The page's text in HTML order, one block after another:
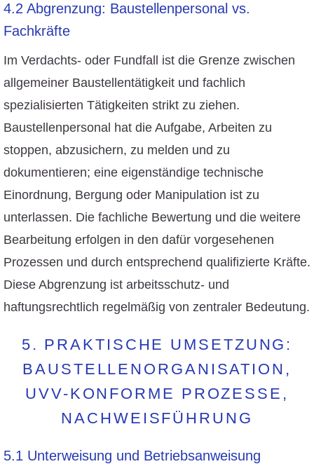
4.2 Abgrenzung: Baustellenpersonal vs.
Fachkräfte
Im Verdachts- oder Fundfall ist die Grenze zwischen
allgemeiner Baustellentätigkeit und fachlich
spezialisierten Tätigkeiten strikt zu ziehen.
Baustellenpersonal hat die Aufgabe, Arbeiten zu
stoppen, abzusichern, zu melden und zu
dokumentieren; eine eigenständige technische
Einordnung, Bergung oder Manipulation ist zu
unterlassen. Die fachliche Bewertung und die weitere
Bearbeitung erfolgen in den dafür vorgesehenen
Prozessen und durch entsprechend qualifizierte Kräfte.
Diese Abgrenzung ist arbeitsschutz- und
haftungsrechtlich regelmäßig von zentraler Bedeutung.
5. PRAKTISCHE UMSETZUNG:
BAUSTELLENORGANISATION,
UVV-KONFORME PROZESSE,
NACHWEISFÜHRUNG
5.1 Unterweisung und Betriebsanweisung